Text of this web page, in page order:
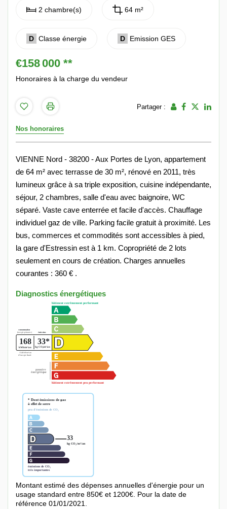
2 chambre(s) 64 m²
D Classe énergie D Emission GES
€158 000 **
Honoraires à la charge du vendeur
Partager :
Nos honoraires
VIENNE Nord - 38200 - Aux Portes de Lyon, appartement
de 64 m² avec terrasse de 30 m², rénové en 2011, très
lumineux grâce à sa triple exposition, cuisine indépendante,
séjour, 2 chambres, salle d'eau avec baignoire, WC
séparé. Vaste cave enterrée et facile d'accès. Chauffage
individuel gaz de ville. Parking facile gratuit à proximité. Les
bus, commerces et commodités sont accessibles à pied,
la gare d'Estressin est à 1 km. Copropriété de 2 lots
seulement en cours de création. Charges annuelles
courantes : 360 € .
Diagnostics énergétiques
Montant estimé des dépenses annuelles d'énergie pour un
usage standard entre 850€ et 1200€. Pour la date de
référence 01/01/2021.